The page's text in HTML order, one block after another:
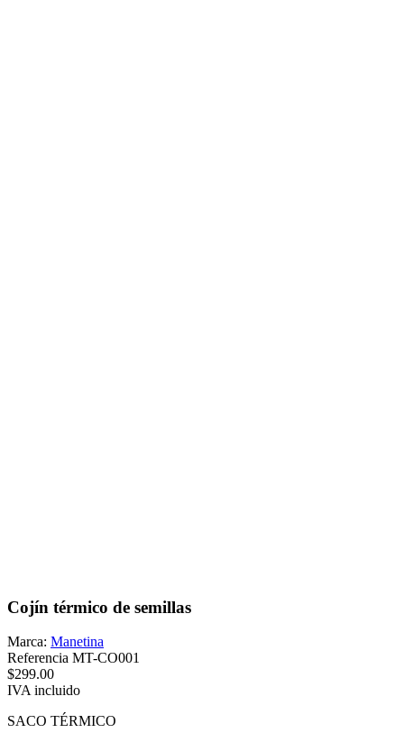
Cojín térmico de semillas
Marca: Manetina
Referencia MT-CO001
$299.00
IVA incluido
SACO TÉRMICO